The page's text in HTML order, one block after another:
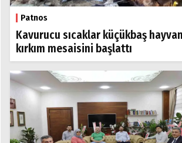
Patnos
Kavurucu sıcaklar küçükbaş
kırkım mesaisini başlattı